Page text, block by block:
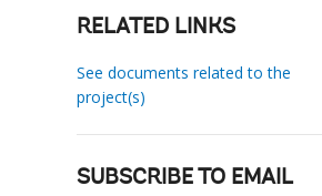
RELATED LINKS
See documents related to the
project(s)
SUBSCRIBE TO EMAIL